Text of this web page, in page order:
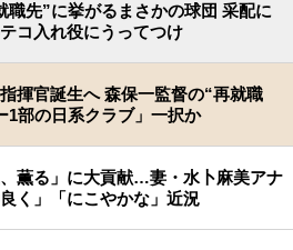
職先”に挙がるまさかの球団 采配に
コ入れ役にうってつけ
揮官誕生へ 森保一監督の“再就職
1部の日系クラブ」一択か
薫る」に大貢献…妻・水卜麻美アナ
く」「にこやかな」近況